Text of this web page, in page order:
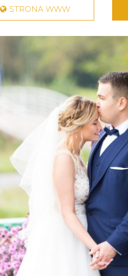
STRONA WWW